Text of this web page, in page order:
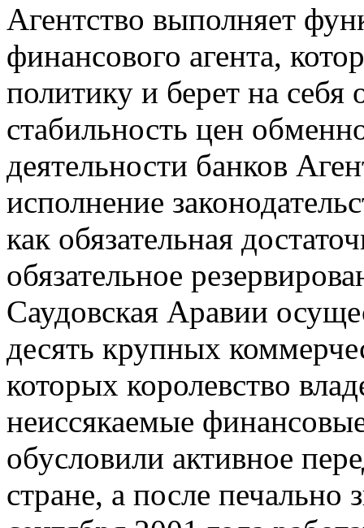
Агентство выполняет
финансового агента,
политику и берет на себя
стабильность цен
деятельности банков
исполнение
как обязательная
обязательное
Саудовская Аравии
десять крупных
которых королевство
неиссякаемые
обусловили активное
стране, а после